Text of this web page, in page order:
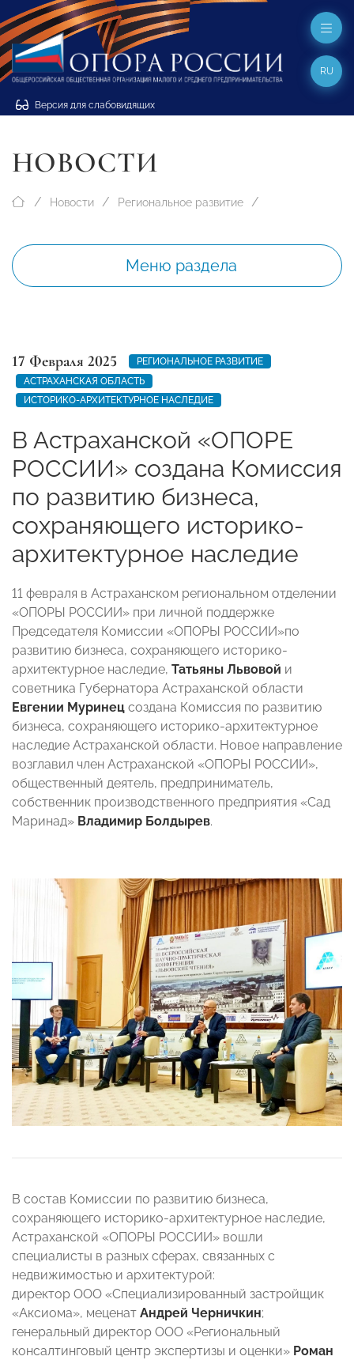
Версия для слабовидящих
RU
НОВОСТИ
Новости Региональное развитие
Меню раздела
17 Февраля 2025
РЕГИОНАЛЬНОЕ РАЗВИТИЕ
АСТРАХАНСКАЯ ОБЛАСТЬ
ИСТОРИКО-АРХИТЕКТУРНОЕ НАСЛЕДИЕ
В Астраханской «ОПОРЕ
РОССИИ» создана Комиссия
по развитию бизнеса,
сохраняющего историко-
архитектурное наследие
11 февраля в Астраханском региональном отделении
«ОПОРЫ РОССИИ» при личной поддержке
Председателя Комиссии «ОПОРЫ РОССИИ»по
развитию бизнеса, сохраняющего историко-
архитектурное наследие, Татьяны Львовой и
советника Губернатора Астраханской области
Евгении Муринец создана Комиссия по развитию
бизнеса, сохраняющего историко-архитектурное
наследие Астраханской области. Новое направление
возглавил член Астраханской «ОПОРЫ РОССИИ»,
общественный деятель, предприниматель,
собственник производственного предприятия «Сад
Маринад» Владимир Болдырев.
В состав Комиссии по развитию бизнеса,
сохраняющего историко-архитектурное наследие,
Астраханской «ОПОРЫ РОССИИ» вошли
специалисты в разных сферах, связанных с
недвижимостью и архитектурой:
директор ООО «Специализированный застройщик
«Аксиома», меценат Андрей Черничкин;
генеральный директор ООО «Региональный
консалтинговый центр экспертизы и оценки» Роман